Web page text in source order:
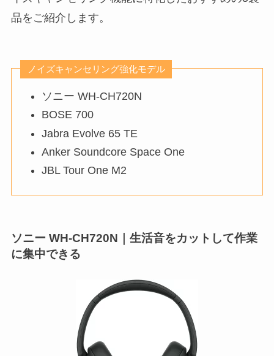
品をご紹介します。
ノイズキャンセリング強化モデル
ソニー WH-CH720N
BOSE 700
Jabra Evolve 65 TE
Anker Soundcore Space One
JBL Tour One M2
ソニー WH-CH720N｜生活音をカットして作業
に集中できる